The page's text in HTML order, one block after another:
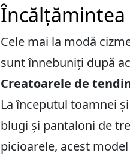
Încălțămintea
Cele mai la modă
sunt înnebuniți după
Creatoarele de
La începutul toamnei
blugi și pantaloni de
picioarele, acest